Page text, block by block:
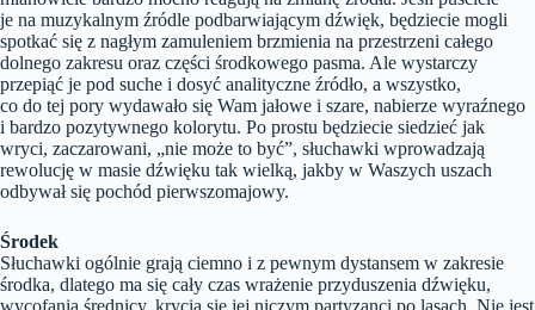
je na muzykalnym źródle podbarwiającym dźwięk, będziecie mogli
spotkać się z nagłym zamuleniem brzmienia na przestrzeni całego
dolnego zakresu oraz części środkowego pasma. Ale wystarczy
przepiąć je pod suche i dosyć analityczne źródło, a wszystko,
co do tej pory wydawało się Wam jałowe i szare, nabierze wyraźnego
i bardzo pozytywnego kolorytu. Po prostu będziecie siedzieć jak
wryci, zaczarowani, „nie może to być”, słuchawki wprowadzają
rewolucję w masie dźwięku tak wielką, jakby w Waszych uszach
odbywał się pochód pierwszomajowy.
Środek
Słuchawki ogólnie grają ciemno i z pewnym dystansem w zakresie
środka, dlatego ma się cały czas wrażenie przyduszenia dźwięku,
wycofania średnicy, krycia się jej niczym partyzanci po lasach. Nie jest